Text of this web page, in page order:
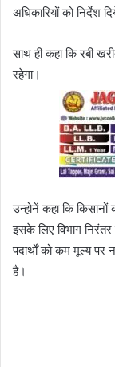
अधिकारियों को निर्देश
साथ ही कहा कि रबी
रहेगा।
उन्होनें कहा कि
इसके लिए विभाग
पदार्थों को कम मूल्य पर
है।